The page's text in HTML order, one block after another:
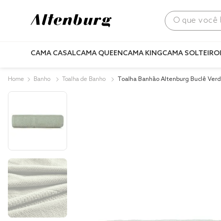
O que você
CAMA CASALCAMA QUEENCAMA KINGCAMA SOLTEIRO
Banho Toalha de Banho Toalha Banhão Altenburg Buclê